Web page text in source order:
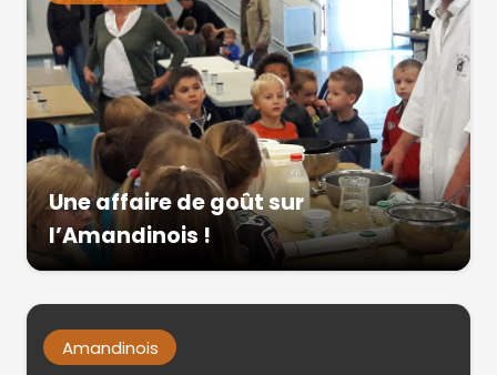
Une affaire de goût sur
l’Amandinois !
Amandinois